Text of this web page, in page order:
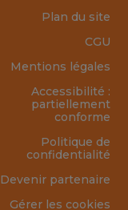
Plan du site
CGU
Mentions légales
Accessibilité :
partiellement
conforme
Politique de
confidentialité
Devenir partenaire
Gérer les cookies